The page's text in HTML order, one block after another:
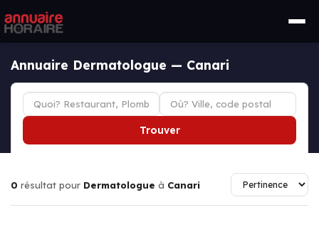
Annuaire Dermatologue — Canari
Trouver
0 résultat pour Dermatologue à Canari